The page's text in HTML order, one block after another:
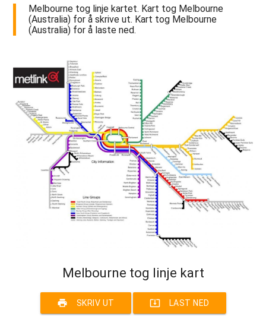
Melbourne tog linje kartet. Kart tog Melbourne
(Australia) for å skrive ut. Kart tog Melbourne
(Australia) for å laste ned.
Melbourne tog linje kart
print SKRIV UT system_update_alt LAST NED